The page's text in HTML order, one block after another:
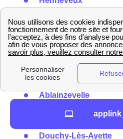
Longueville
Nabringhen
Barly
Bienvillers-Au-Bois
Gommecourt
Ablainzevelle
Douchy-Lès-Ayette